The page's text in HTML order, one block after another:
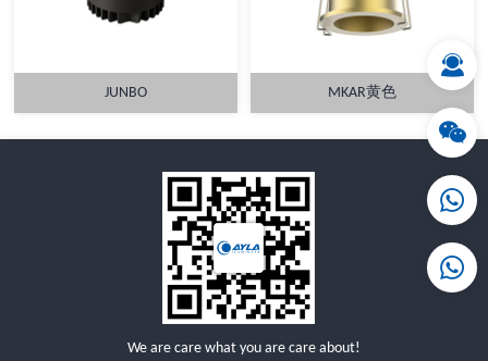
JUNBO MKAR黄色
We are care what you are care about!